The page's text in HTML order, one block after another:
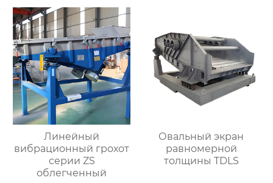
Линейный
вибрационный грохот
серии ZS
облегченный
Овальный экран
равномерной
толщины TDLS